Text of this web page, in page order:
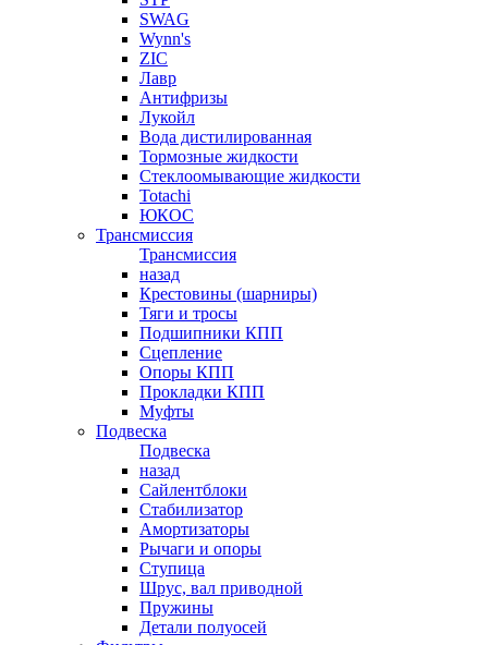
SWAG
Wynn's
ZIC
Лавр
Антифризы
Лукойл
Вода дистилированная
Тормозные жидкости
Стеклоомывающие жидкости
Totachi
ЮКОС
Трансмиссия
Трансмиссия
назад
Крестовины (шарниры)
Тяги и тросы
Подшипники КПП
Сцепление
Опоры КПП
Прокладки КПП
Муфты
Подвеска
Подвеска
назад
Сайлентблоки
Стабилизатор
Амортизаторы
Рычаги и опоры
Ступица
Шрус, вал приводной
Пружины
Детали полуосей